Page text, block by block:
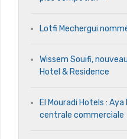
Lotfi Mechergui
Wissem Souifi,
Hotel & Residence
El Mouradi Hotels :
centrale commerciale